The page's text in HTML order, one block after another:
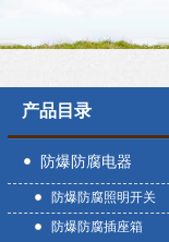
产品目录
防爆防腐电器
防爆防腐照明开关
防爆防腐插座箱